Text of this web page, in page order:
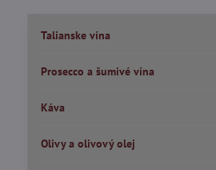
Talianske vína
Prosecco a šumivé vína
Káva
Olivy a olivový olej